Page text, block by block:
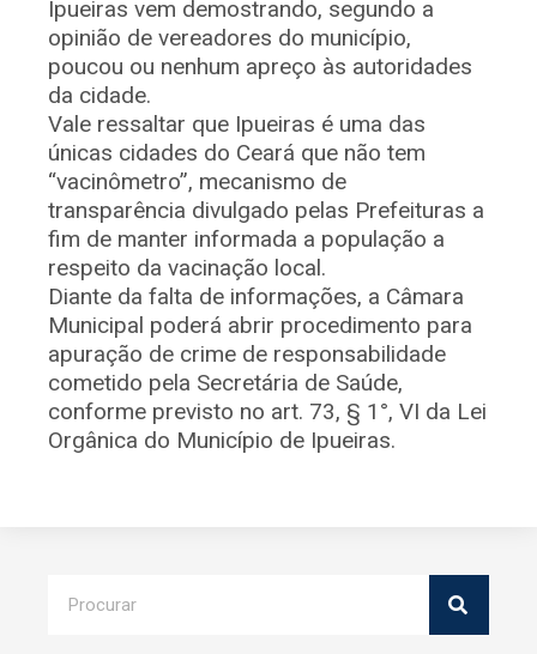
Ipueiras vem demostrando, segundo a
opinião de vereadores do município,
poucou ou nenhum apreço às autoridades
da cidade.
Vale ressaltar que Ipueiras é uma das
únicas cidades do Ceará que não tem
“vacinômetro”, mecanismo de
transparência divulgado pelas Prefeituras a
fim de manter informada a população a
respeito da vacinação local.
Diante da falta de informações, a Câmara
Municipal poderá abrir procedimento para
apuração de crime de responsabilidade
cometido pela Secretária de Saúde,
conforme previsto no art. 73, § 1°, VI da Lei
Orgânica do Município de Ipueiras.